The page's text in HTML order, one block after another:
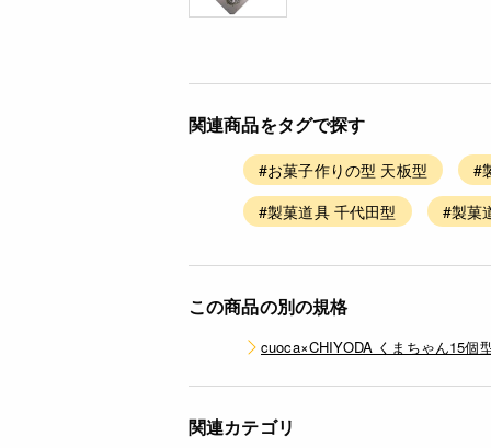
関連商品をタグで探す
#お菓子作りの型 天板型 #
#製菓道具 千代田型
#製菓
この商品の別の規格
cuoca×CHIYODA くまちゃん15個
関連カテゴリ